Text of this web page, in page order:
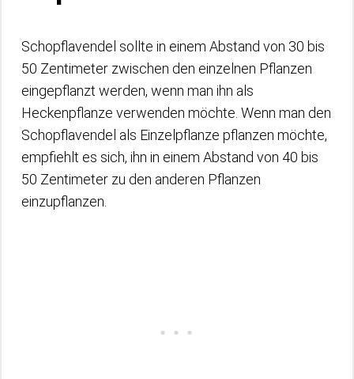
Schopflavendel sollte in einem Abstand von 30 bis
50 Zentimeter zwischen den einzelnen Pflanzen
eingepflanzt werden, wenn man ihn als
Heckenpflanze verwenden möchte. Wenn man den
Schopflavendel als Einzelpflanze pflanzen möchte,
empfiehlt es sich, ihn in einem Abstand von 40 bis
50 Zentimeter zu den anderen Pflanzen
einzupflanzen.